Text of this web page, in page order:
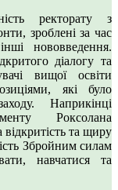
ректорату з
зроблені за час
нововведення.
діалогу та
вищої освіти
які було
Наприкінці
Роксолана
та щиру
Збройним силам
навчатися та